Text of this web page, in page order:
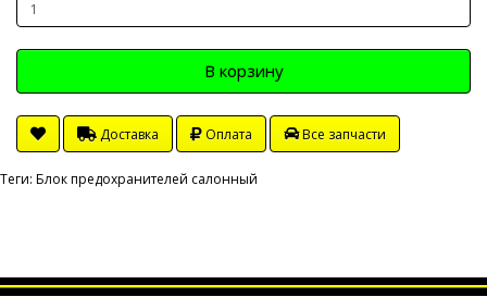
В корзину
Доставка Оплата Все запчасти
Теги: Блок предохранителей салонный